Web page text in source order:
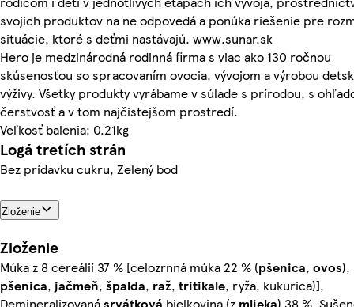
svojich produktov na ne odpovedá a ponúka riešenie pre
situácie, ktoré s deťmi nastávajú. www.sunar.sk
Hero je medzinárodná rodinná firma s viac ako 130 ročnou
skúsenosťou so spracovaním ovocia, vývojom a výrobou
výživy. Všetky produkty vyrábame v súlade s prírodou, s
čerstvosť a v tom najčistejšom prostredí.
Veľkosť balenia: 0.21kg
Logá tretích strán
Bez prídavku cukru, Zelený bod
Zloženie
Zloženie
Múka z 8 cereálií 37 % [celozrnná múka 22 % (pšenica, ovos),
pšenica, jačmeň, špalda, raž, tritikale, ryža, kukurica)],
Demineralizovaná srvátková bielkovina (z mlieka) 38 %,